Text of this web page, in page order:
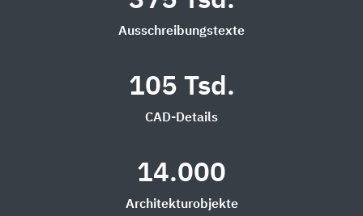
Ausschreibungstexte
105 Tsd.
CAD-Details
14.000
Architekturobjekte